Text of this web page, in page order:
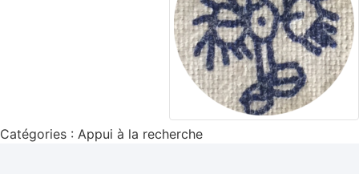
Catégories : Appui à la recherche